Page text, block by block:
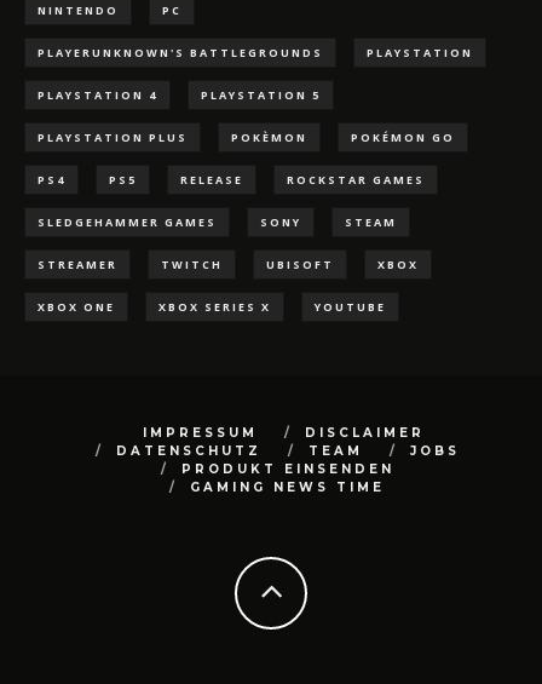
NINTENDO PC
PLAYERUNKNOWN'S BATTLEGROUNDS PLAYSTATION
PLAYSTATION 4 PLAYSTATION 5
PLAYSTATION PLUS POKÈMON POKÉMON GO
PS4 PS5 RELEASE ROCKSTAR GAMES
SLEDGEHAMMER GAMES SONY STEAM
STREAMER TWITCH UBISOFT XBOX
XBOX ONE XBOX SERIES X YOUTUBE
IMPRESSUM
DISCLAIMER
DATENSCHUTZ
TEAM
JOBS
PRODUKT EINSENDEN
GAMING NEWS TIME